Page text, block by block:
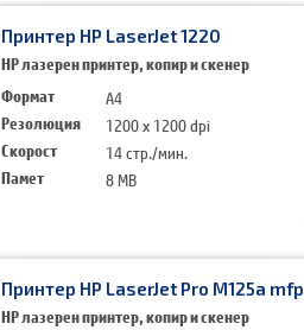
Принтер HP LaserJet 1220
HP лазерен принтер, копир и скенер
Формат
A4
Резолюция
1200 x 1200 dpi
Скорост
14 стр./мин.
Памет
8 MB
Принтер HP LaserJet Pro M125a mfp
HP лазерен принтер, копир и скенер